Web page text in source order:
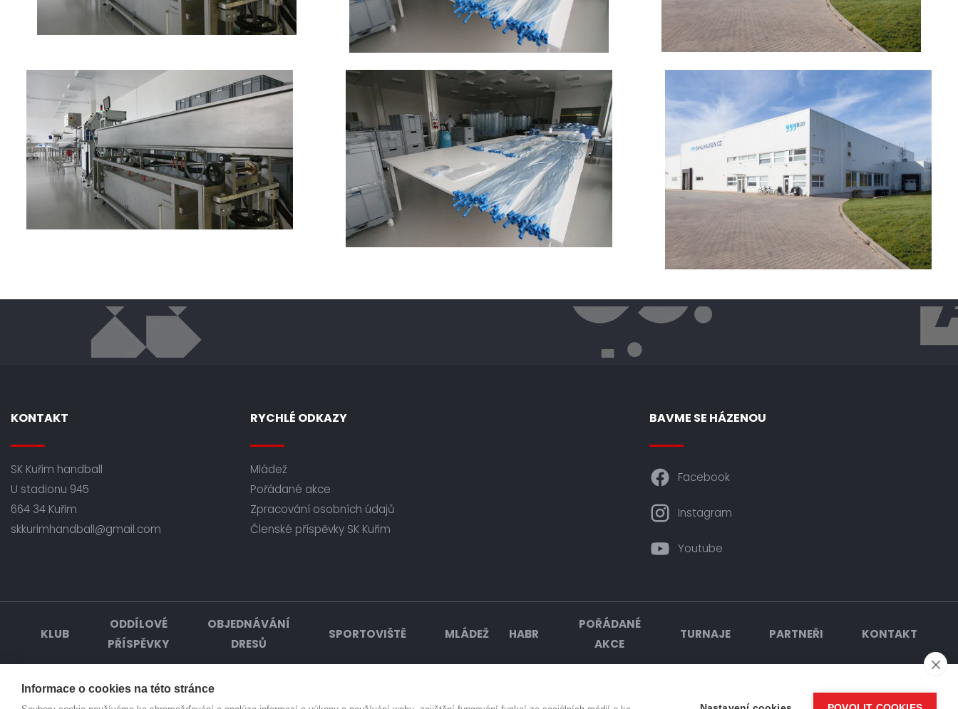
KONTAKT
SK Kuřim handball
U stadionu 945
664 34 Kuřim
skkurimhandball@gmail.com
RYCHLÉ ODKAZY
Mládež
Pořádané akce
Zpracování osobních údajů
Členské příspěvky SK Kuřim
BAVME SE HÁZENOU
Facebook
Instagram
Youtube
KLUB
ODDÍLOVÉ
PŘÍSPĚVKY
OBJEDNÁVÁNÍ
DRESŮ
SPORTOVIŠTĚ MLÁDEŽ HABR
POŘÁDANÉ
AKCE
TURNAJE PARTNEŘI KONTAKT
Informace o cookies na této stránce